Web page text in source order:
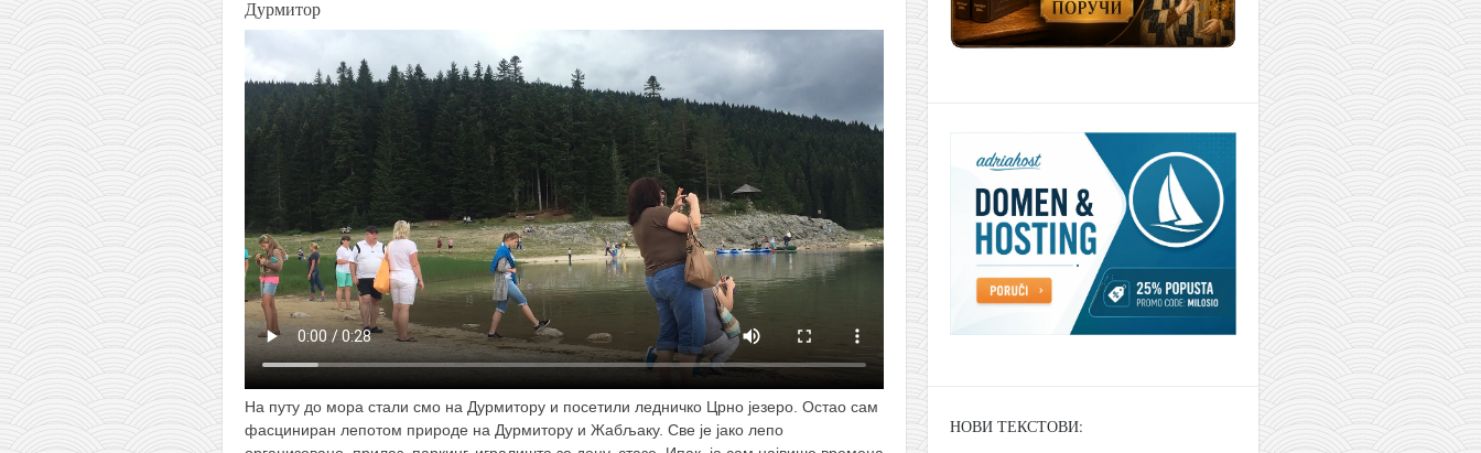
тимбеи рочин
тсунами дојо
програм
снимци наступа
галерија клуба
чланарина
контакт
бесплатна е-књига
термини тренинга
моја прича
моја прича
Дурмитор
На путу до мора стали смо на Дурмитору и посетили ледничко Црно језеро. Остао сам
фасциниран лепотом природе на Дурмитору и Жабљаку. Све је јако лепо
НОВИ ТЕКСТОВИ: